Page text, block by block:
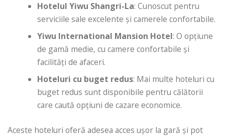
Hotelul Yiwu Shangri-La: Cunoscut pentru
serviciile sale excelente și camerele confortabile.
Yiwu International Mansion Hotel: O opțiune
de gamă medie, cu camere confortabile și
facilități de afaceri.
Hoteluri cu buget redus: Mai multe hoteluri cu
buget redus sunt disponibile pentru călătorii
care caută opțiuni de cazare economice.
Aceste hoteluri oferă adesea acces ușor la gară și pot